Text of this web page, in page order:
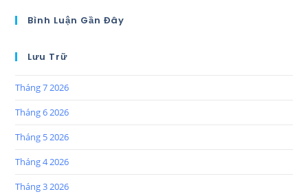
Bình Luận Gần Đây
Lưu Trữ
Tháng 7 2026
Tháng 6 2026
Tháng 5 2026
Tháng 4 2026
Tháng 3 2026